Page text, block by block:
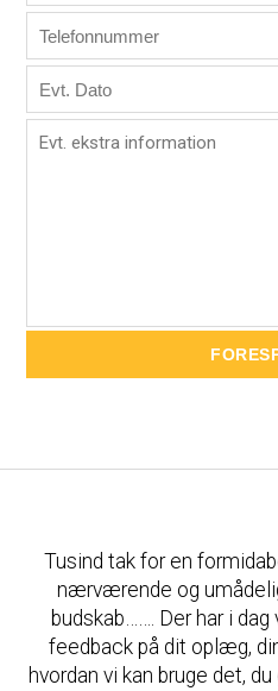
Tusind tak for en
nærværende og
budskab……. Der har i
feedback på dit oplæg,
hvordan vi kan bruge det,